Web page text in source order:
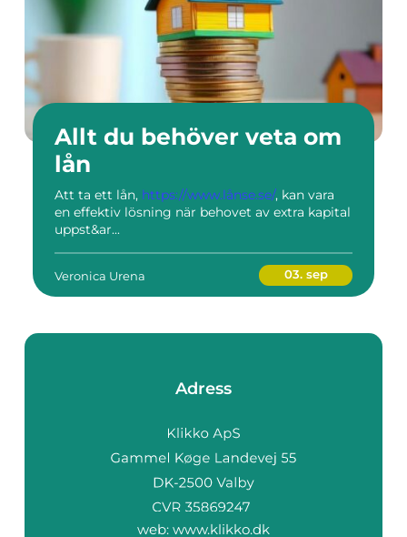
Allt du behöver veta om
lån
Att ta ett lån, https://www.lånse.se/, kan vara
en effektiv lösning när behovet av extra kapital
uppst&ar...
Veronica Urena 03. sep
Adress
web: www.klikko.dk